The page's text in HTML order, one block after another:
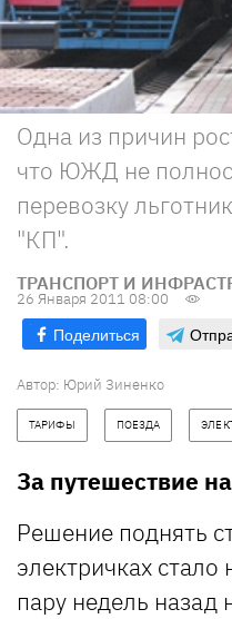
Одна из причин
что ЮЖД не
перевозку
"КП".
ТРАНСПОРТ И
26 Января 2011 08:00
Поделиться
Автор: Юрий Зиненко
ТАРИФЫ ПОЕЗДА
За путешествие
Решение поднять
электричках
пару недель